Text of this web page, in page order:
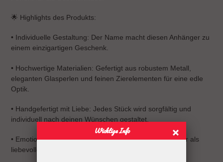
🌟 Highlights des Produkts:
• Individuelle Gestaltung: Der Name macht diesen Anhänger zu
einem einzigartigen Geschenk.
• Hochwertige Materialien: Gefertigt aus robustem Metall,
eleganten Glasperlen und feinen Zierelementen für eine edle
Optik.
• Handgefertigt mit Liebe: Jedes Stück wird sorgfältig und
individuell nach deinen Wünschen gestaltet.
• Emotionales Geschenk: Perfekt zur Geburt, Taufe oder als
liebevolle Aufmerksamkeit für frischgebackene Eltern.
Wichtige Info